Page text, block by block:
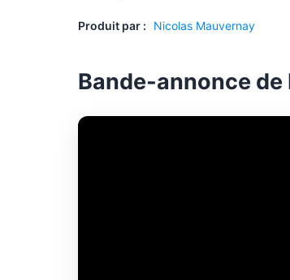
Produit par : Nicolas Mauvernay
Bande-annonce de